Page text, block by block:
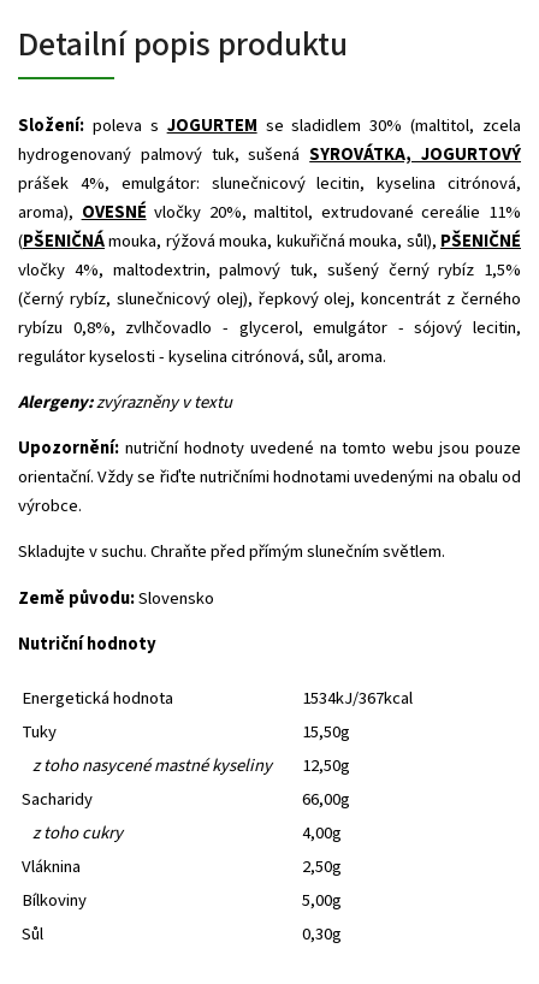
Detailní popis produktu
Složení: poleva s JOGURTEM se sladidlem 30% (maltitol, zcela
hydrogenovaný palmový tuk, sušenáSYROVÁTKA, JOGURTOVÝ
prášek 4%, emulgátor: slunečnicový lecitin, kyselina citrónová,
aroma), OVESNÉ vločky 20%, maltitol, extrudované cereálie 11%
(PŠENIČNÁmouka, rýžová mouka, kukuřičná mouka, sůl), PŠENIČNÉ
vločky 4%, maltodextrin, palmový tuk, sušený černý rybíz 1,5%
(černý rybíz, slunečnicový olej), řepkový olej, koncentrát z černého
rybízu 0,8%, zvlhčovadlo - glycerol, emulgátor - sójový lecitin,
regulátor kyselosti - kyselina citrónová, sůl, aroma.
Alergeny:zvýrazněny v textu
Upozornění: nutriční hodnoty uvedené na tomto webu jsou pouze
orientační. Vždy se řiďte nutričními hodnotami uvedenými na obalu od
výrobce.
Skladujte v suchu. Chraňte před přímým slunečním světlem.
Země původu:Slovensko
Nutriční hodnoty
Energetická hodnota
1534kJ/367kcal
Tuky
15,50g
z toho nasycené mastné kyseliny
12,50g
Sacharidy
66,00g
z toho cukry
4,00g
Vláknina
2,50g
Bílkoviny
5,00g
Sůl
0,30g